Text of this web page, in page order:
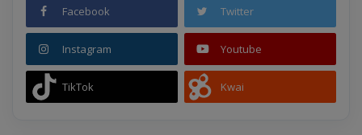
Facebook Twitter
Instagram Youtube
TikTok Kwai